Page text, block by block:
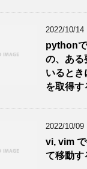
2022/10/14
pythonで
の、ある
いるとき
を取得す
2022/10/09
vi, vim
て移動す